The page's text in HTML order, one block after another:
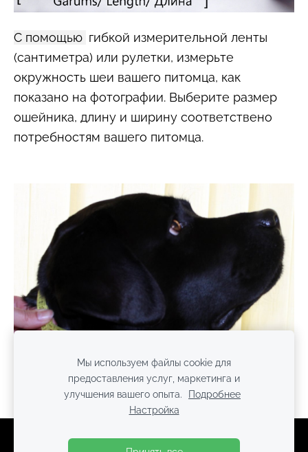
С помощью гибкой измерительной ленты
(сантиметра) или рулетки, измерьте
окружность шеи вашего питомца, как
показано на фотографии. Выберите размер
ошейника, длину и ширину соответствено
потребностям вашего питомца.
Мы используем файлы cookie для
предоставления услуг, маркетинга и
улучшения вашего опыта.
Подробнее
Настройка